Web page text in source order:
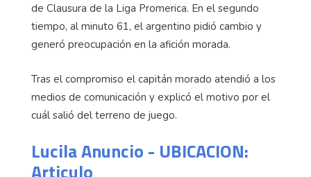
de Clausura de la Liga Promerica. En el segundo
tiempo, al minuto 61, el argentino pidió cambio y
generó preocupación en la afición morada.
Tras el compromiso el capitán morado atendió a los
medios de comunicación y explicó el motivo por el
cuál salió del terreno de juego.
Lucila Anuncio - UBICACION: